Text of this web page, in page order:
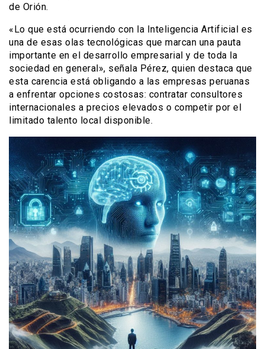
de Orión.
«Lo que está ocurriendo con la Inteligencia Artificial es
una de esas olas tecnológicas que marcan una pauta
importante en el desarrollo empresarial y de toda la
sociedad en general», señala Pérez, quien destaca que
esta carencia está obligando a las empresas peruanas
a enfrentar opciones costosas: contratar consultores
internacionales a precios elevados o competir por el
limitado talento local disponible.